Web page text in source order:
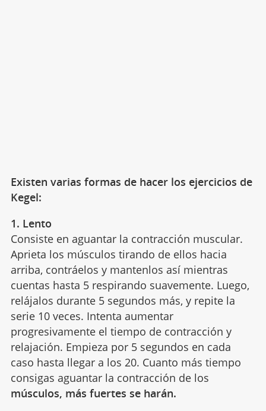
Existen varias formas de hacer los ejercicios de
Kegel:
1. Lento
Consiste en aguantar la contracción muscular.
Aprieta los músculos tirando de ellos hacia
arriba, contráelos y mantenlos así mientras
cuentas hasta 5 respirando suavemente. Luego,
relájalos durante 5 segundos más, y repite la
serie 10 veces. Intenta aumentar
progresivamente el tiempo de contracción y
relajación. Empieza por 5 segundos en cada
caso hasta llegar a los 20. Cuanto más tiempo
consigas aguantar la contracción de los
músculos, más fuertes se harán.